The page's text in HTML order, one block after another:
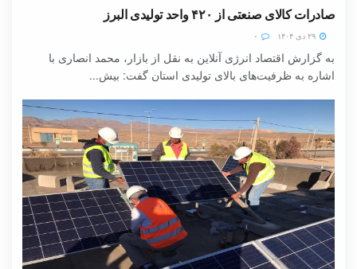
صادرات کالای صنعتی از ۴۲۰ واحد تولیدی البرز
به گزارش اقتصاد انرژی آنلاین به نقل از بازار، محمد انصاری با
اشاره به ظرفیت‌های بالای تولیدی استان گفت: بیش...